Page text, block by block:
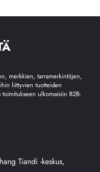
merkkien, tarramerkintöjen,
liittyvien tuotteiden
ulkomaisiin B2B-
Tiandi -keskus,